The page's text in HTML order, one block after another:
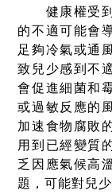
健康權受到
的不適可能會
足夠冷氣或通
致兒少感到不
會促進細菌和
或過敏反應的
加速食物腐敗
用到已經變質
乏因應氣候高
題，可能對兒